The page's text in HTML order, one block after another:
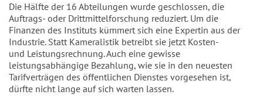
Die Hälfte der 16 Abteilungen wurde geschlossen, die
Auftrags- oder Drittmittelforschung reduziert. Um die
Finanzen des Instituts kümmert sich eine Expertin aus der
Industrie. Statt Kameralistik betreibt sie jetzt Kosten-
und Leistungsrechnung. Auch eine gewisse
leistungsabhängige Bezahlung, wie sie in den neuesten
Tarifverträgen des öffentlichen Dienstes vorgesehen ist,
dürfte nicht lange auf sich warten lassen.